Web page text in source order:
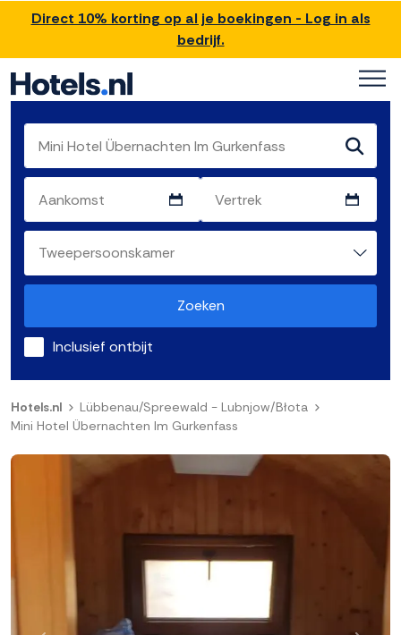
Direct 10% korting op al je boekingen - Log in als
bedrijf.
Zoeken
Inclusief ontbijt
Hotels.nl
Lübbenau/Spreewald - Lubnjow/Błota
Mini Hotel Übernachten Im Gurkenfass